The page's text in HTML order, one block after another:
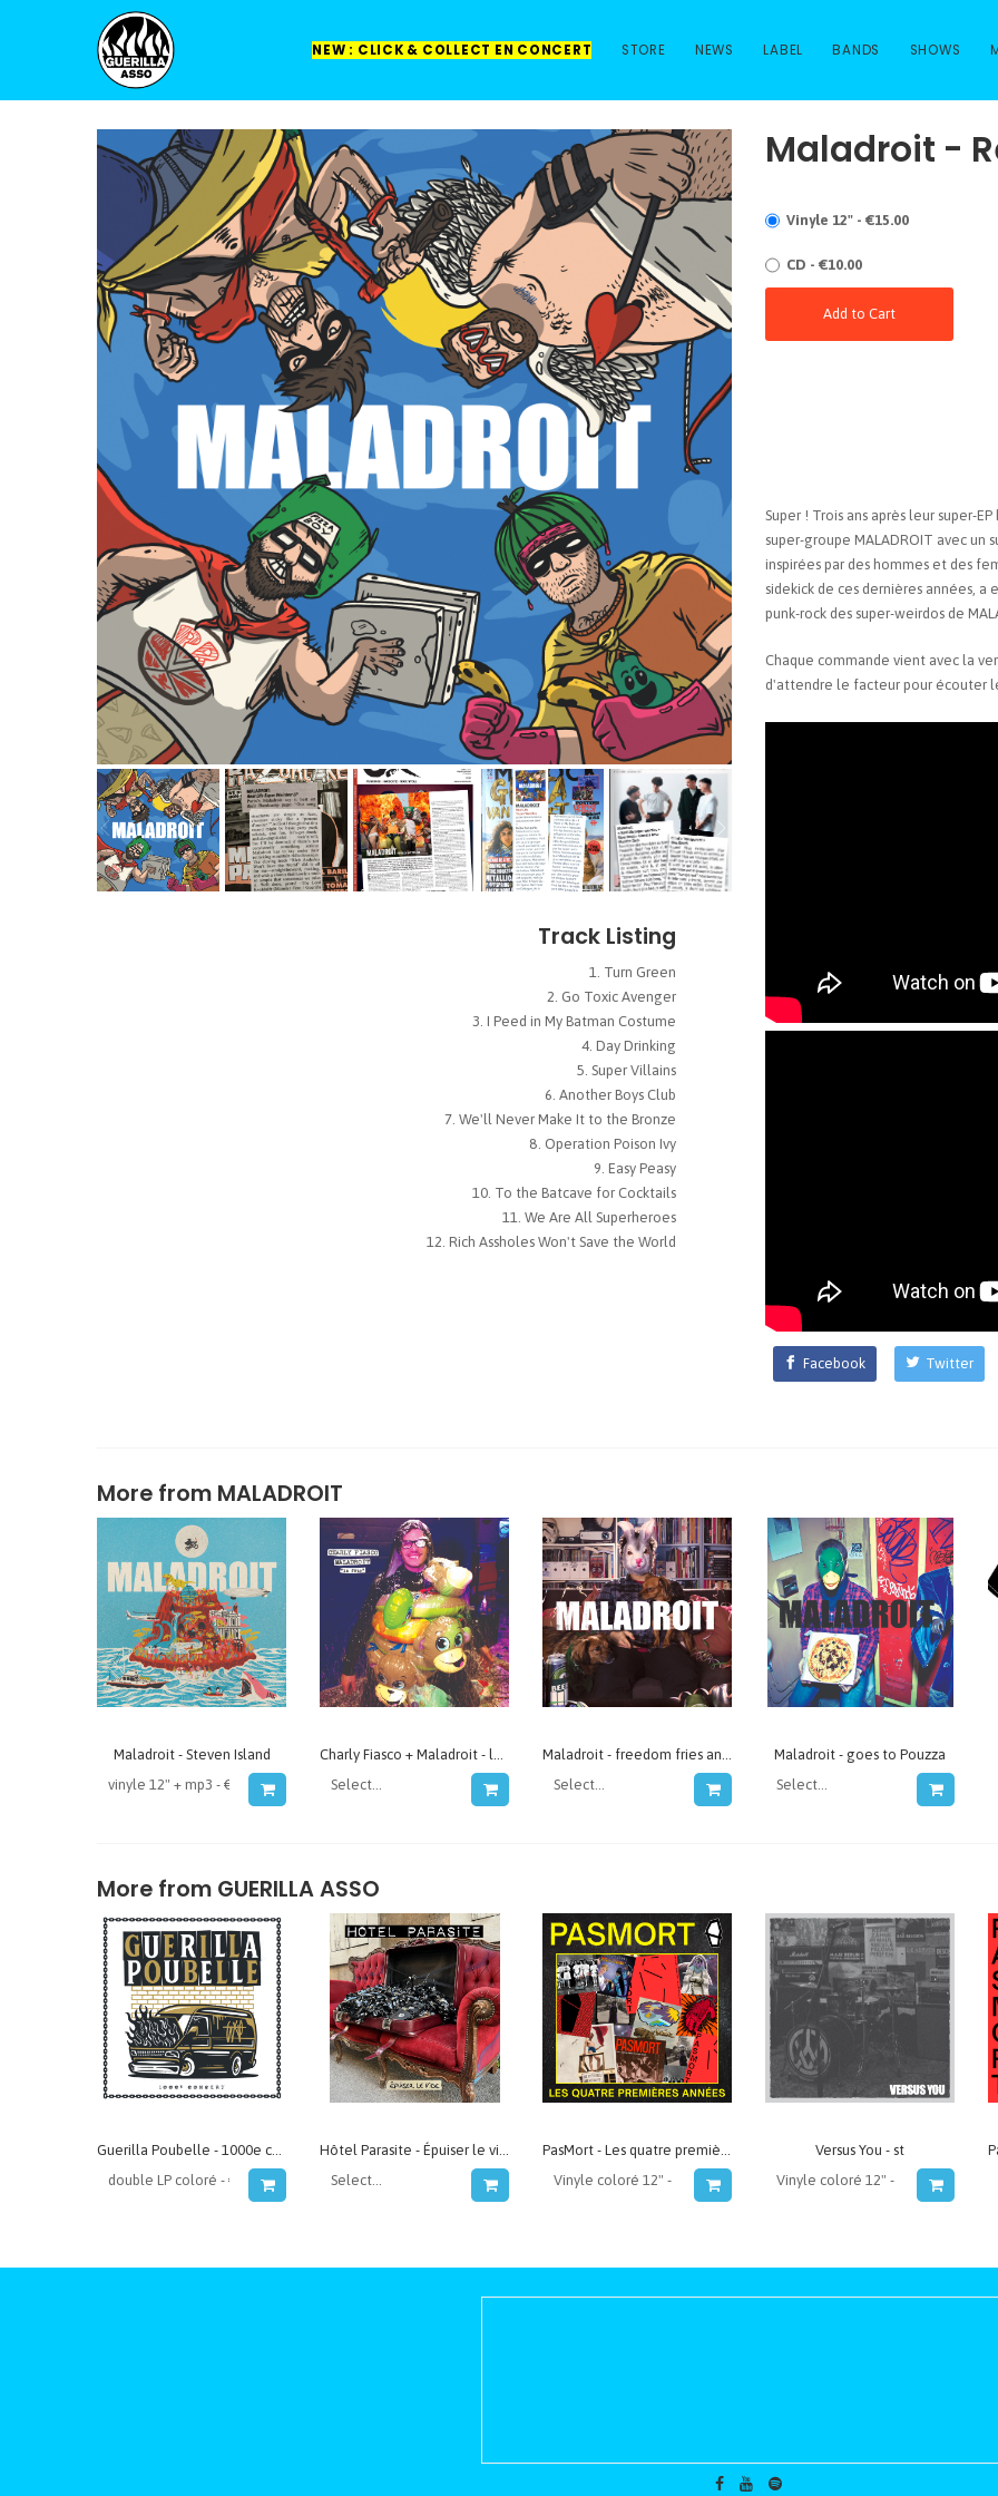
NEW : CLICK & COLLECT EN CONCERT STORE NEWS LABEL BANDS SHOWS
Track Listing
Turn Green
Go Toxic Avenger
I Peed in My Batman Costume
Day Drinking
Super Villains
Another Boys Club
We'll Never Make It to the Bronze
Operation Poison Ivy
Easy Peasy
To the Batcave for Cocktails
We Are All Superheroes
Rich Assholes Won't Save the World
Maladroit -
Vinyle 12" - €15.00
CD - €10.00
Add to Cart
Super ! Trois ans après leur super-
super-groupe MALADROIT avec un
inspirées par des hommes et des
sidekick de ces dernières années,
punk-rock des super-weirdos de
Chaque commande vient avec la
d'attendre le facteur pour écouter
Facebook Twitter
More from MALADROIT
Maladroit - Steven Island Maladroit - goes to Pouzza
More from GUERILLA ASSO
Versus You - st